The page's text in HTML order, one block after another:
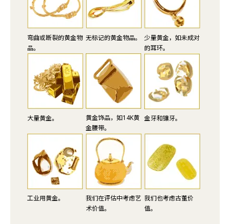
弯曲或断裂的黄金物
品。
无标记的黄金物品。
少量黄金，如未成对
的耳环。
大量黄金。
黄金饰品，如14K黄
金腰带。
金牙和镶牙。
工业用黄金。
我们在评估中考虑艺
术价值。
我们也考虑古董价
值。